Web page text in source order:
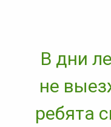
В дни
не
ребята